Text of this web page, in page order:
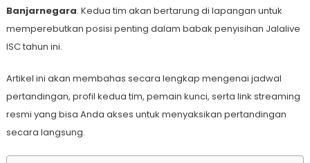
Banjarnegara. Kedua tim akan bertarung di lapangan untuk
memperebutkan posisi penting dalam babak penyisihan Jalalive
ISC tahun ini.
Artikel ini akan membahas secara lengkap mengenai jadwal
pertandingan, profil kedua tim, pemain kunci, serta link streaming
resmi yang bisa Anda akses untuk menyaksikan pertandingan
secara langsung.